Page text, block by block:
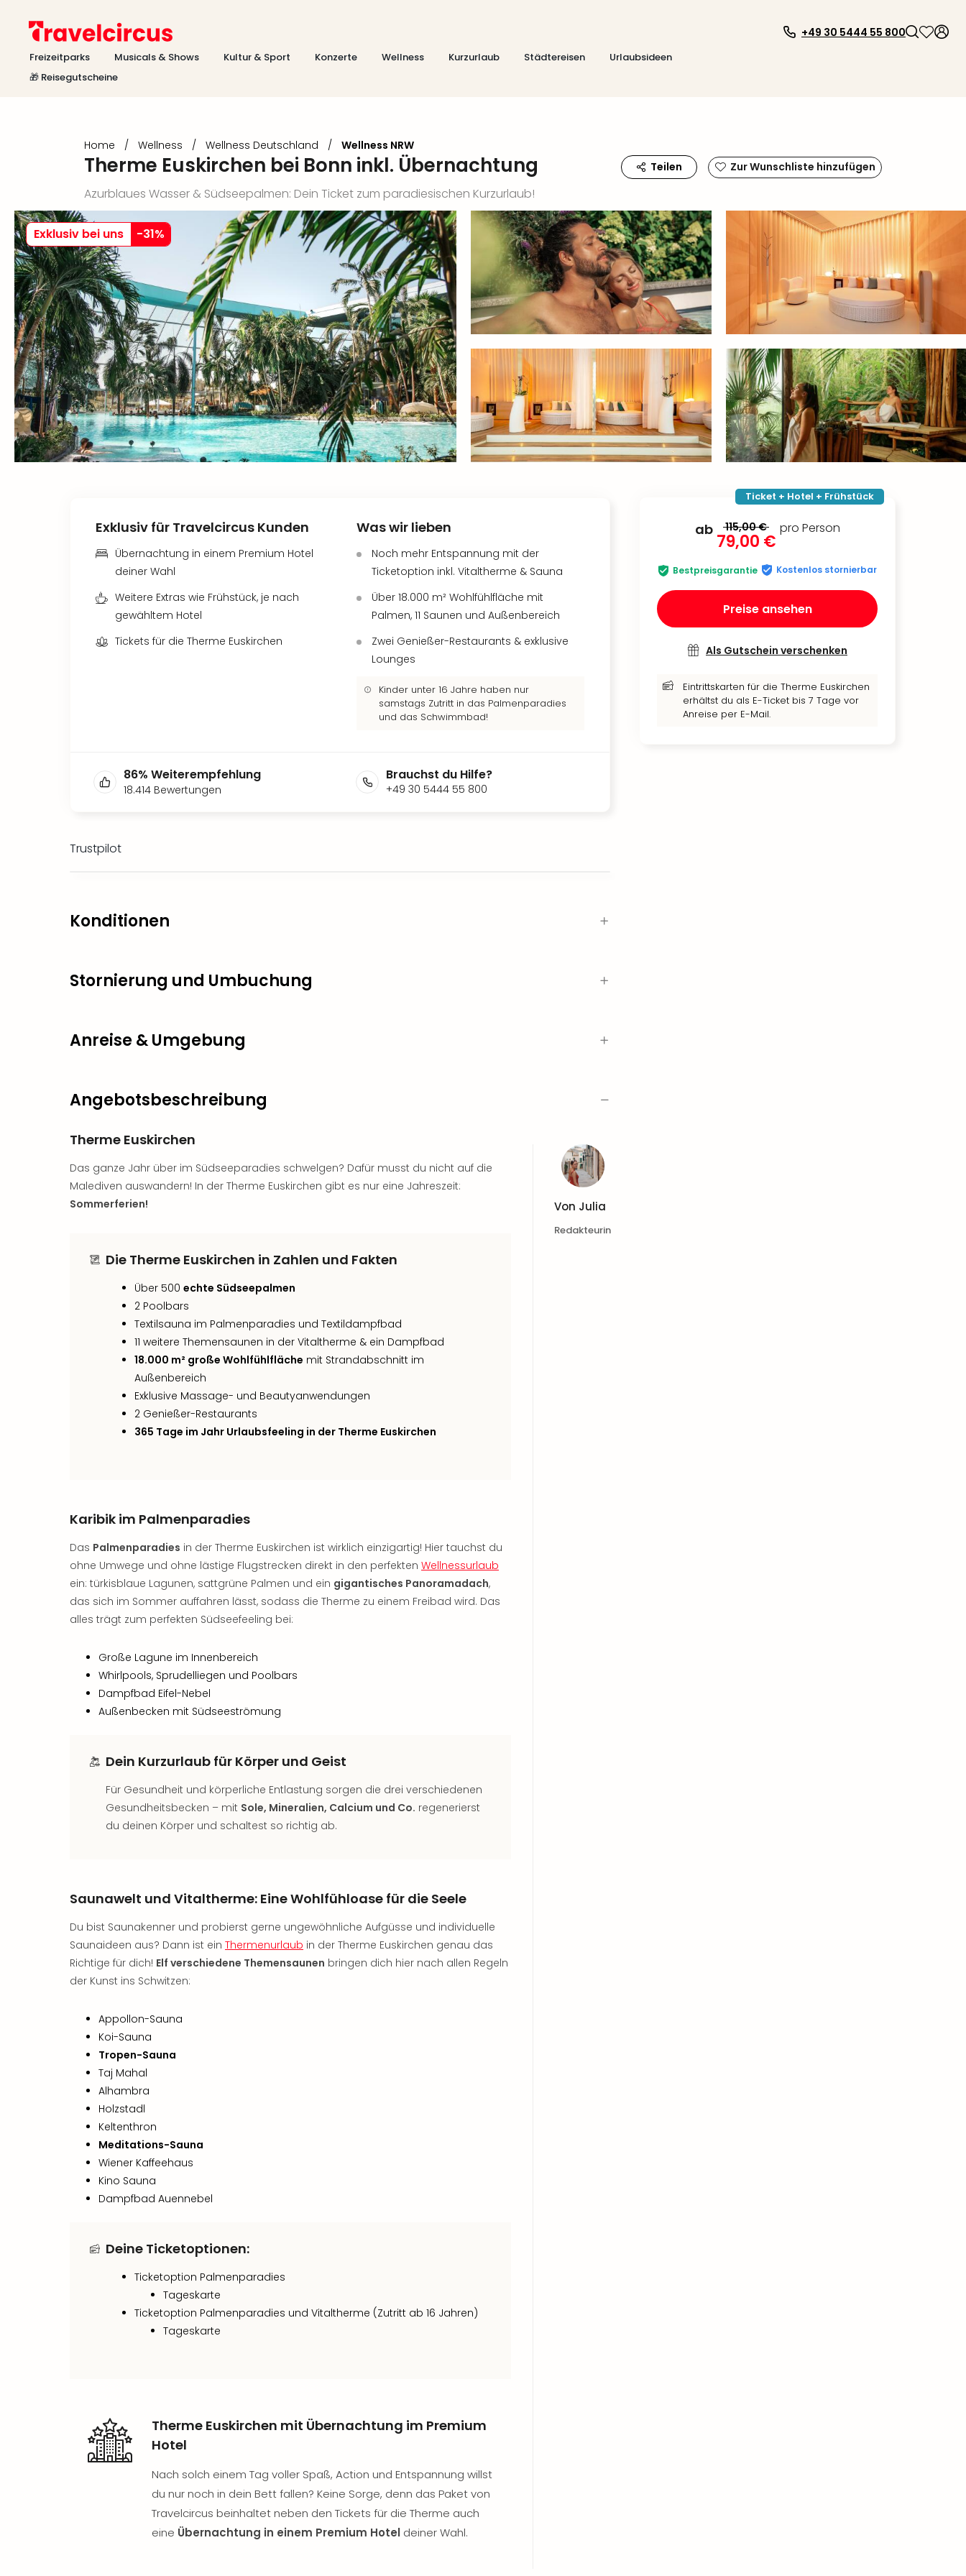
Freizeitparks Musicals & Shows Kultur & Sport Konzerte Wellness Kurzurlaub Städtereisen
Urlaubsideen
🎁 Reisegutscheine
+49 30 5444 55 800
Home / Wellness / Wellness Deutschland / Wellness NRW
Therme Euskirchen bei Bonn inkl. Übernachtung Teilen Zur Wunschliste hinzufügen
Azurblaues Wasser & Südseepalmen: Dein Ticket zum paradiesischen Kurzurlaub!
Exklusiv bei uns -31%
Ticket + Hotel + Frühstück
ab 115,00 €
79,00 €
pro Person
Bestpreisgarantie Kostenlos stornierbar
Preise ansehen
Als Gutschein verschenken
Eintrittskarten für die Therme Euskirchen
erhältst du als E-Ticket bis 7 Tage vor
Anreise per E-Mail.
Exklusiv für Travelcircus Kunden
Übernachtung in einem Premium Hotel
deiner Wahl
Weitere Extras wie Frühstück, je nach
gewähltem Hotel
Tickets für die Therme Euskirchen
Was wir lieben
Noch mehr Entspannung mit der
Ticketoption inkl. Vitaltherme & Sauna
Über 18.000 m² Wohlfühlfläche mit
Palmen, 11 Saunen und Außenbereich
Zwei Genießer-Restaurants & exklusive
Lounges
Kinder unter 16 Jahre haben nur
samstags Zutritt in das Palmenparadies
und das Schwimmbad!
86% Weiterempfehlung
18.414 Bewertungen
Brauchst du Hilfe?
+49 30 5444 55 800
Trustpilot
Konditionen
Stornierung und Umbuchung
Anreise & Umgebung
Angebotsbeschreibung
Therme Euskirchen
Das ganze Jahr über im Südseeparadies schwelgen? Dafür musst du nicht auf die
Malediven auswandern! In der Therme Euskirchen gibt es nur eine Jahreszeit:
Sommerferien!
Die Therme Euskirchen in Zahlen und Fakten
Über 500 echte Südseepalmen
2 Poolbars
Textilsauna im Palmenparadies und Textildampfbad
11 weitere Themensaunen in der Vitaltherme & ein Dampfbad
18.000 m² große Wohlfühlfläche mit Strandabschnitt im
Außenbereich
Exklusive Massage- und Beautyanwendungen
2 Genießer-Restaurants
365 Tage im Jahr Urlaubsfeeling in der Therme Euskirchen
Karibik im Palmenparadies
Das Palmenparadies in der Therme Euskirchen ist wirklich einzigartig! Hier tauchst du
ohne Umwege und ohne lästige Flugstrecken direkt in den perfekten Wellnessurlaub
ein: türkisblaue Lagunen, sattgrüne Palmen und ein gigantisches Panoramadach,
das sich im Sommer auffahren lässt, sodass die Therme zu einem Freibad wird. Das
alles trägt zum perfekten Südseefeeling bei:
Große Lagune im Innenbereich
Whirlpools, Sprudelliegen und Poolbars
Dampfbad Eifel-Nebel
Außenbecken mit Südseeströmung
Dein Kurzurlaub für Körper und Geist
Für Gesundheit und körperliche Entlastung sorgen die drei verschiedenen
Gesundheitsbecken – mit Sole, Mineralien, Calcium und Co. regenerierst
du deinen Körper und schaltest so richtig ab.
Saunawelt und Vitaltherme: Eine Wohlfühloase für die Seele
Du bist Saunakenner und probierst gerne ungewöhnliche Aufgüsse und individuelle
Saunaideen aus? Dann ist ein Thermenurlaub in der Therme Euskirchen genau das
Richtige für dich! Elf verschiedene Themensaunen bringen dich hier nach allen Regeln
der Kunst ins Schwitzen:
Appollon-Sauna
Koi-Sauna
Tropen-Sauna
Taj Mahal
Alhambra
Holzstadl
Keltenthron
Meditations-Sauna
Wiener Kaffeehaus
Kino Sauna
Dampfbad Auennebel
Deine Ticketoptionen:
Ticketoption Palmenparadies
Tageskarte
Ticketoption Palmenparadies und Vitaltherme (Zutritt ab 16 Jahren)
Tageskarte
Therme Euskirchen mit Übernachtung im Premium
Hotel
Nach solch einem Tag voller Spaß, Action und Entspannung willst
du nur noch in dein Bett fallen? Keine Sorge, denn das Paket von
Travelcircus beinhaltet neben den Tickets für die Therme auch
eine Übernachtung in einem Premium Hotel deiner Wahl.
Von Julia
Redakteurin